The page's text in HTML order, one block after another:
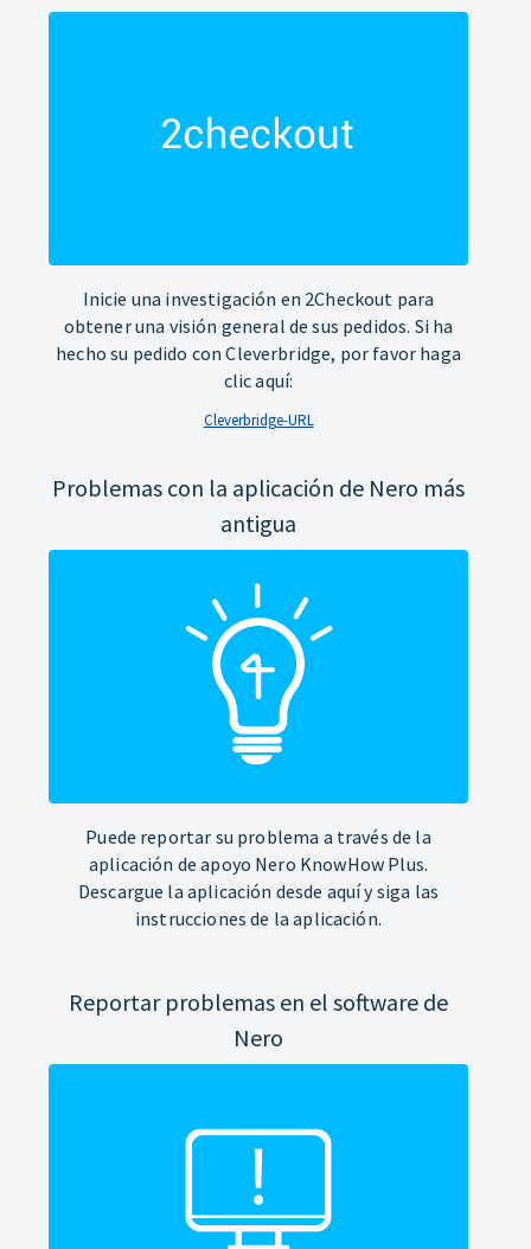
Inicie una investigación en 2Checkout para
obtener una visión general de sus pedidos. Si ha
hecho su pedido con Cleverbridge, por favor haga
clic aquí:
Cleverbridge-URL
Problemas con la aplicación de Nero más
antigua
Puede reportar su problema a través de la
aplicación de apoyo Nero KnowHow Plus.
Descargue la aplicación desde aquí y siga las
instrucciones de la aplicación.
Reportar problemas en el software de
Nero